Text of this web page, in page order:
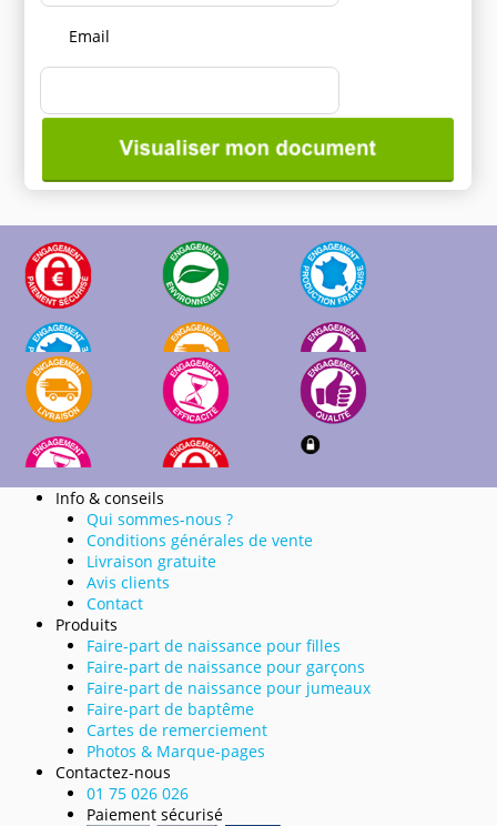
Email
Info & conseils
Qui sommes-nous ?
Conditions générales de vente
Livraison gratuite
Avis clients
Contact
Produits
Faire-part de naissance pour filles
Faire-part de naissance pour garçons
Faire-part de naissance pour jumeaux
Faire-part de baptême
Cartes de remerciement
Photos & Marque-pages
Contactez-nous
01 75 026 026
Paiement sécurisé